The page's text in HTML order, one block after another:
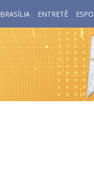
BRASÍLIA ENTRETÊ